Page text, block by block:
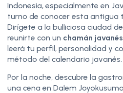
Indonesia, especialmente en
turno de conocer esta antigua
Dirígete a la bulliciosa ciudad
reunirte con un chamán javanés
leerá tu perfil, personalidad y
método del calendario javanés.
Por la noche, descubre la
una cena en Dalem